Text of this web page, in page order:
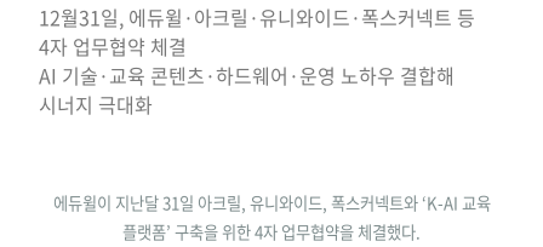
12월31일, 에듀윌·아크릴·유니와이드·폭스커넥트 등
4자 업무협약 체결
AI 기술·교육 콘텐츠·하드웨어·운영 노하우 결합해
시너지 극대화
에듀윌이 지난달 31일 아크릴, 유니와이드, 폭스커넥트와 ‘K-AI 교육
플랫폼’ 구축을 위한 4자 업무협약을 체결했다.